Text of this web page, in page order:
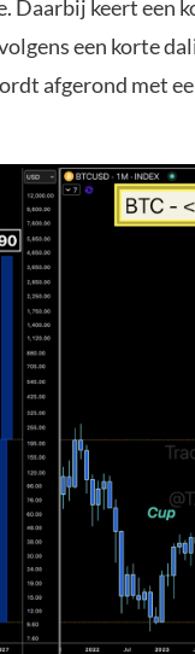
Daarbij keert een
een korte
afgerond met